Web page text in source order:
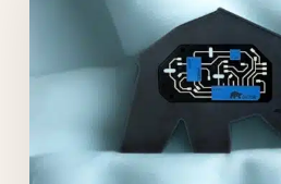
Maison
OURS